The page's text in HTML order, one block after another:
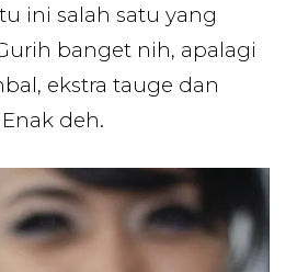
ini salah satu yang
banget nih, apalagi
ekstra tauge dan
deh.